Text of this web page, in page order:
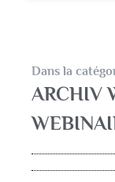
Dans la
ARCHIV